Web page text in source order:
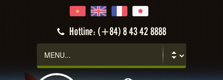
Hotline: (+84) 8 43 42 8888